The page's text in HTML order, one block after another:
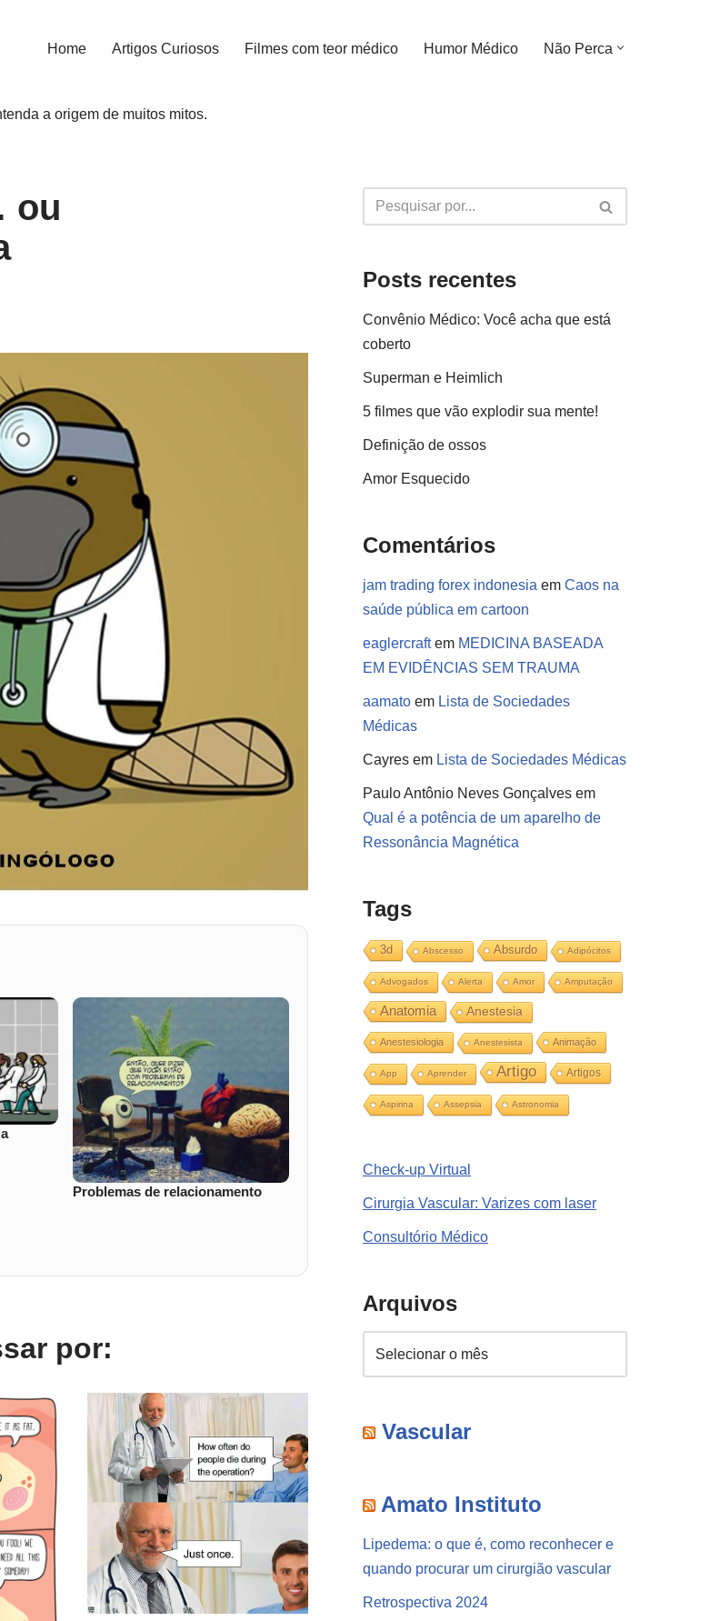
Home Artigos Curiosos Filmes com teor médico Humor Médico Não Perca
a origem de muitos mitos.
ou
Problemas de relacionamento
por:
Posts recentes
Convênio Médico: Você acha que está
coberto
Superman e Heimlich
5 filmes que vão explodir sua mente!
Definição de ossos
Amor Esquecido
Comentários
jam trading forex indonesia em Caos na
saúde pública em cartoon
eaglercraftem MEDICINA BASEADA
EM EVIDÊNCIAS SEM TRAUMA
aamato em Lista de Sociedades
Médicas
Cayres em Lista de Sociedades Médicas
Paulo Antônio Neves Gonçalves em
Qual é a potência de um aparelho de
Ressonância Magnética
Tags
3d Abscesso Absurdo Adipócitos
Advogados Alerta Amor Amputação
Anatomia Anestesia
Anestesiologia Anestesista Animação
App Aprender Artigo Artigos
Aspirina Assepsia Astronomia
Check-up Virtual
Cirurgia Vascular: Varizes com laser
Consultório Médico
Arquivos
Vascular
Amato Instituto
Lipedema: o que é, como reconhecer e
quando procurar um cirurgião vascular
Retrospectiva 2024